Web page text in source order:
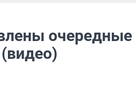
очередные